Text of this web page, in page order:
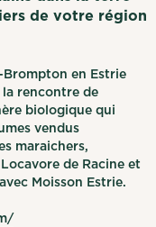
de votre région
Brompton en Estrie
rencontre de
biologique qui
vendus
maraichers,
de Racine et
Moisson Estrie.